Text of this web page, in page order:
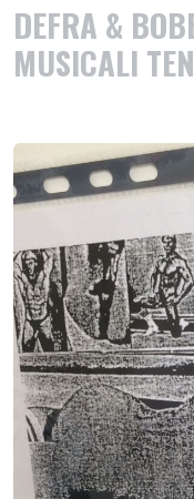
DEFRA &
MUSICALI